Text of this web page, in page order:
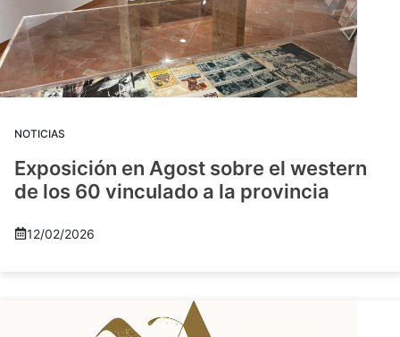
NOTICIAS
Exposición en Agost sobre el western
de los 60 vinculado a la provincia
12/02/2026